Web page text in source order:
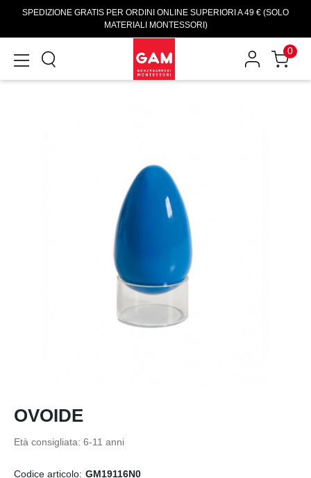
SPEDIZIONE GRATIS PER ORDINI ONLINE SUPERIORI A 49 € (SOLO
MATERIALI MONTESSORI)
0
OVOIDE
Età consigliata: 6-11 anni
Codice articolo: GM19116N0